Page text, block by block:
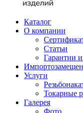
Каталог
О компании
Статьи
Гарантии и
Услуги
Токарные
Галерея
Фото